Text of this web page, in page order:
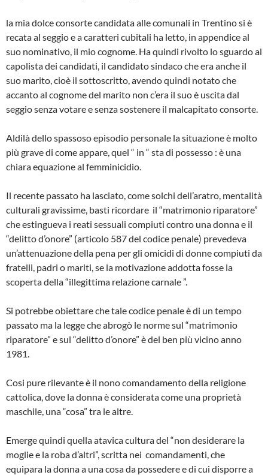
la mia dolce consorte candidata alle comunali in Trentino si è
recata al seggio e a caratteri cubitali ha letto, in appendice al
suo nominativo, il mio cognome. Ha quindi rivolto lo sguardo al
capolista dei candidati, il candidato sindaco che era anche il
suo marito, cioè il sottoscritto, avendo quindi notato che
accanto al cognome del marito non c’era il suo è uscita dal
seggio senza votare e senza sostenere il malcapitato consorte.
Aldilà dello spassoso episodio personale la situazione è molto
più grave di come appare, quel “ in “ sta di possesso : è una
chiara equazione al femminicidio.
Il recente passato ha lasciato, come solchi dell’aratro, mentalità
culturali gravissime, basti ricordare il “matrimonio riparatore”
che estingueva i reati sessuali compiuti contro una donna e il
“delitto d’onore” (articolo 587 del codice penale) prevedeva
un’attenuazione della pena per gli omicidi di donne compiuti da
fratelli, padri o mariti, se la motivazione addotta fosse la
scoperta della “illegittima relazione carnale ”.
Si potrebbe obiettare che tale codice penale è di un tempo
passato ma la legge che abrogò le norme sul “matrimonio
riparatore” e sul “delitto d’onore” è del ben più vicino anno
1981.
Cosi pure rilevante è il nono comandamento della religione
cattolica, dove la donna è considerata come una proprietà
maschile, una “cosa” tra le altre.
Emerge quindi quella atavica cultura del “non desiderare la
moglie e la roba d’altri”, scritta nei comandamenti, che
equipara la donna a una cosa da possedere e di cui disporre a